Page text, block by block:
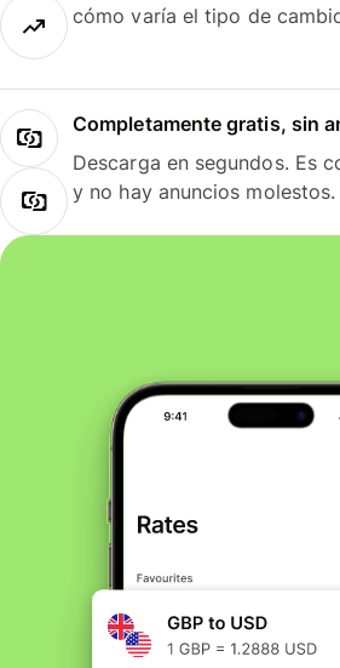
cómo varía el tipo de
Completamente gratis, sin
Descarga en segundos. Es
y no hay anuncios molestos.